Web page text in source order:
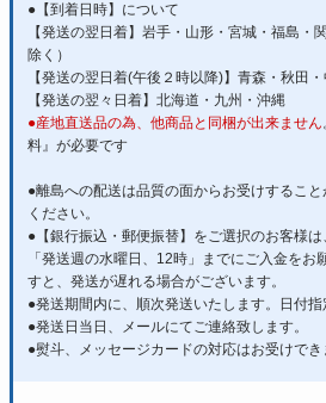
●【到着日時】について
【発送の翌日着】岩手・山形・宮城・福島・
除く）
【発送の翌日着(午後２時以降)】青森・秋田
【発送の翌々日着】北海道・九州・沖縄
●産地直送品の為、他商品と同梱が出来ません
料』が必要です
●離島への配送は品質の面からお受けするこ
ください。
●【銀行振込・郵便振替】をご選択のお客様は
「発送週の水曜日、12時」までにご入金をお
すと、発送が遅れる場合がございます。
●発送期間内に、順次発送いたします。日付指
●発送日当日、メールにてご連絡致します。
●熨斗、メッセージカードの対応はお受けでき